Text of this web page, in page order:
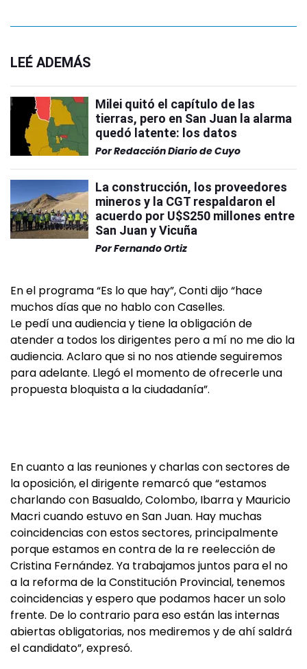
LEÉ ADEMÁS
Milei quitó el capítulo de las
tierras, pero en San Juan la alarma
quedó latente: los datos
PorRedacción Diario de Cuyo
La construcción, los proveedores
mineros y la CGT respaldaron el
acuerdo por U$S250 millones entre
San Juan y Vicuña
PorFernando Ortiz
En el programa “Es lo que hay”, Conti dijo “hace
muchos días que no hablo con Caselles.
Le pedí una audiencia y tiene la obligación de
atender a todos los dirigentes pero a mí no me dio la
audiencia. Aclaro que si no nos atiende seguiremos
para adelante. Llegó el momento de ofrecerle una
propuesta bloquista a la ciudadanía”.
En cuanto a las reuniones y charlas con sectores de
la oposición, el dirigente remarcó que “estamos
charlando con Basualdo, Colombo, Ibarra y Mauricio
Macri cuando estuvo en San Juan. Hay muchas
coincidencias con estos sectores, principalmente
porque estamos en contra de la re reelección de
Cristina Fernández. Ya trabajamos juntos para el no
a la reforma de la Constitución Provincial, tenemos
coincidencias y espero que podamos hacer un solo
frente. De lo contrario para eso están las internas
abiertas obligatorias, nos mediremos y de ahí saldrá
el candidato”, expresó.